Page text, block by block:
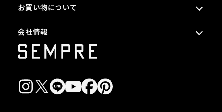
お買い物について
会社情報